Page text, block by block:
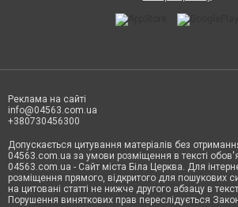
Реклама на сайті
info@04563.com.ua
+380730456300
Допускається цитування матеріалів без
04563.com.ua за умови розміщення в тексті
04563.com.ua - Сайт міста Біла Церква. Для
розміщення прямого, відкритого для пошукових
на цитовані статті не нижче другого абзацу в
Порушення виняткових прав переслідується